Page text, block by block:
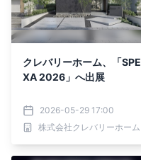
クレバリーホーム、「SPE
XA 2026」へ出展
2026-05-29 17:00
株式会社クレバリーホーム